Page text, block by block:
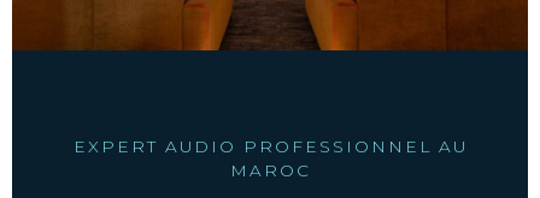
EXPERT AUDIO PROFESSIONNEL AU
MAROC